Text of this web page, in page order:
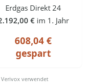
Erdgas Direkt 24
€ im 1. Jahr
608,04 €
gespart
verwendet